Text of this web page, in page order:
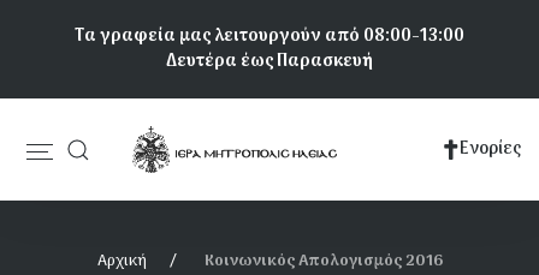
Τα γραφεία μας λειτουργούν από 08:00-13:00
Δευτέρα έως Παρασκευή
Κεντρική
πλοήγηση
Ενορίες
Αρχική Κοινωνικός Απολογισμός 2016